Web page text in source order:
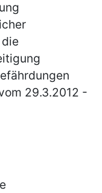
29.3.2012 -